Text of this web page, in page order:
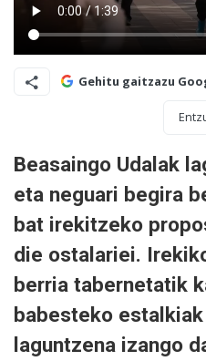
Gehitu gaitzazu
Beasaingo Udalak
eta neguari begira
bat irekitzeko
die ostalariei.
berria tabernetatik
babesteko
laguntzena izango